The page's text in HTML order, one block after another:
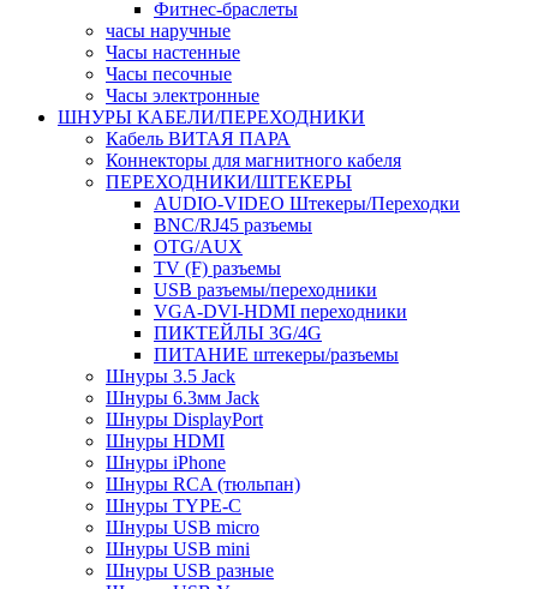
Фитнес-браслеты
часы наручные
Часы настенные
Часы песочные
Часы электронные
ШНУРЫ КАБЕЛИ/ПЕРЕХОДНИКИ
Кабель ВИТАЯ ПАРА
Коннекторы для магнитного кабеля
ПЕРЕХОДНИКИ/ШТЕКЕРЫ
AUDIO-VIDEO Штекеры/Переходки
BNC/RJ45 разъемы
OTG/AUX
TV (F) разъемы
USB разъемы/переходники
VGA-DVI-HDMI переходники
ПИКТЕЙЛЫ 3G/4G
ПИТАНИЕ штекеры/разъемы
Шнуры 3.5 Jack
Шнуры 6.3мм Jack
Шнуры DisplayPort
Шнуры HDMI
Шнуры iPhone
Шнуры RCA (тюльпан)
Шнуры TYPE-C
Шнуры USB micro
Шнуры USB mini
Шнуры USB разные